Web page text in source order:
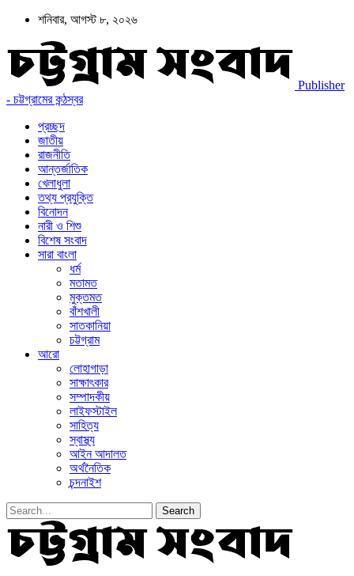
শনিবার, আগস্ট ৮, ২০২৬
Publisher
- চট্টগ্রামের কন্ঠস্বর
প্রচ্ছদ
জাতীয়
রাজনীতি
আন্তর্জাতিক
খেলাধুলা
তথ্য প্রযুক্তি
বিনোদন
নারী ও শিশু
বিশেষ সংবাদ
সারা বাংলা
ধর্ম
মতামত
মুক্তমত
বাঁশখালী
সাতকানিয়া
চট্টগ্রাম
আরো
লোহাগাড়া
সাক্ষাৎকার
সম্পাদকীয়
লাইফস্টাইল
সাহিত্য
স্বাস্থ্য
আইন আদালত
অর্থনৈতিক
চন্দনাইশ